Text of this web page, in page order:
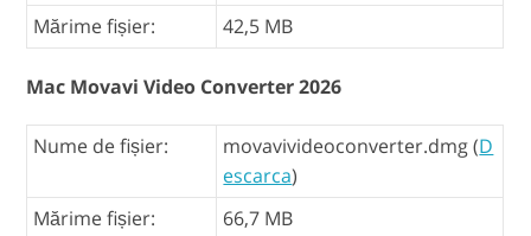
Mărime fișier:
42,5 MB
Mac Movavi Video Converter 2026
Nume de fișier: movavivideoconverter.dmg (D
escarca)
Mărime fișier:
66,7 MB